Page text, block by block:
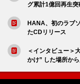
グ累計1億回再生突
HANA、初のラブ
たCDリリース
＜インタビュー＞
かけ” した場所か